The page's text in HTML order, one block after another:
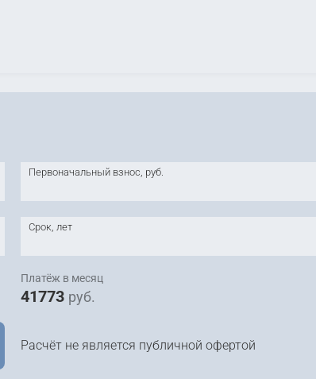
Первоначальный взнос, руб.
Срок, лет
Платёж в месяц
41773 руб.
Расчёт не является публичной офертой